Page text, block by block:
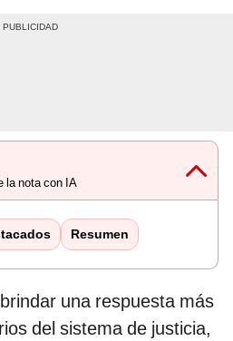
la nota con IA
Resumen
una respuesta más
del sistema de justicia,